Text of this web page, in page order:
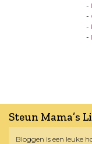
-
-
-
-
Steun Mama’s
Bloggen is een leuke